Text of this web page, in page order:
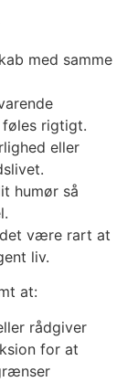
med samme
føles rigtigt.
eller
humør så
det være rart at
liv.
at:
rådgiver
for at